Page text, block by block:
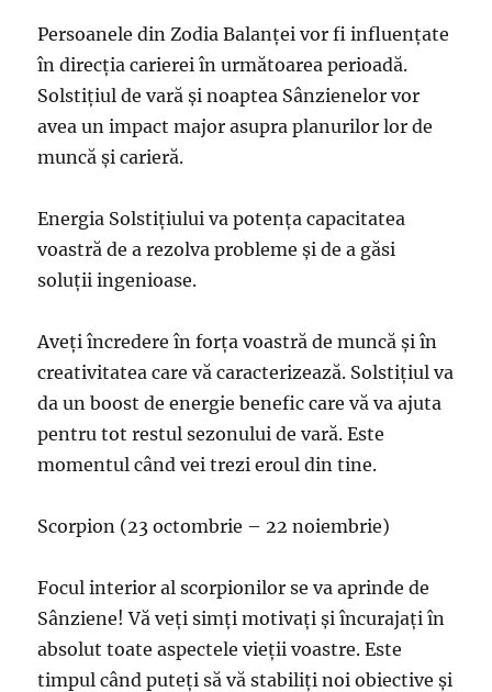
Persoanele din Zodia Balanței vor fi influențate
în direcția carierei în următoarea perioadă.
Solstițiul de vară și noaptea Sânzienelor vor
avea un impact major asupra planurilor lor de
muncă și carieră.
Energia Solstițiului va potența capacitatea
voastră de a rezolva probleme și de a găsi
soluții ingenioase.
Aveți încredere în forța voastră de muncă și în
creativitatea care vă caracterizează. Solstițiul va
da un boost de energie benefic care vă va ajuta
pentru tot restul sezonului de vară. Este
momentul când vei trezi eroul din tine.
Scorpion (23 octombrie – 22 noiembrie)
Focul interior al scorpionilor se va aprinde de
Sânziene! Vă veți simți motivați și încurajați în
absolut toate aspectele vieții voastre. Este
timpul când puteți să vă stabiliți noi obiective și